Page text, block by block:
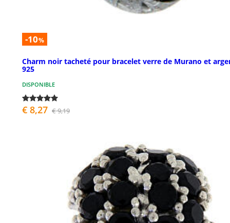
-10%
Charm noir tacheté pour bracelet verre de Murano et
925
DISPONIBLE
€ 8,27 € 9,19